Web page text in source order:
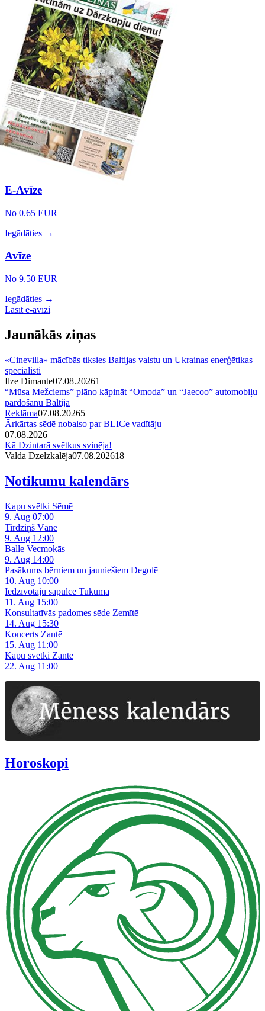
E-Avīze
No 0.65 EUR
Iegādāties →
Avīze
No 9.50 EUR
Iegādāties →
Lasīt e-avīzi
Jaunākās ziņas
«Cinevilla» mācībās tiksies Baltijas valstu un Ukrainas enerģētikas
speciālisti
Ilze Dimante07.08.20261
“Mūsa Mežciems” plāno kāpināt “Omoda” un “Jaecoo” automobiļu
pārdošanu Baltijā
Reklāma07.08.20265
Ārkārtas sēdē nobalso par BLICe vadītāju
07.08.2026
Kā Dzintarā svētkus svinēja!
Valda Dzelzkalēja07.08.202618
Notikumu kalendārs
Kapu svētki Sēmē
9. Aug 07:00
Tirdziņš Vānē
9. Aug 12:00
Balle Vecmokās
9. Aug 14:00
Pasākums bērniem un jauniešiem Degolē
10. Aug 10:00
Iedzīvotāju sapulce Tukumā
11. Aug 15:00
Konsultatīvās padomes sēde Zemītē
14. Aug 15:30
Koncerts Zantē
15. Aug 11:00
Kapu svētki Zantē
22. Aug 11:00
Horoskopi